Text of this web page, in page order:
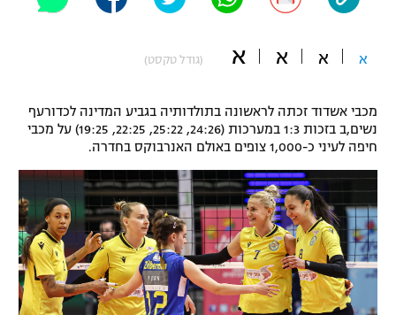
תקנון משתתפים וזוכים בפרסים
תקנון עבור פעילות אלקטרה
תקנון עבור פעילות ספורט 1 – "מרלן"
טניס
גיימינג E-Sports
תנאי שימוש
בייסבול MLB
ספורט אתגרי ואקסטרים
אומנויות לחימה
א א א א (גודל טקסט)
מכבי אשדוד זכתה לראשונה בתולדותיה בגביע המדינה לכדורעף
נשים,ב בזכות 1:3 במערכות (24:26, 25:22, 22:25, 19:25) על מכבי
חיפה לעיני כ-1,000 צופים באולם האנרבוקס בחדרה.